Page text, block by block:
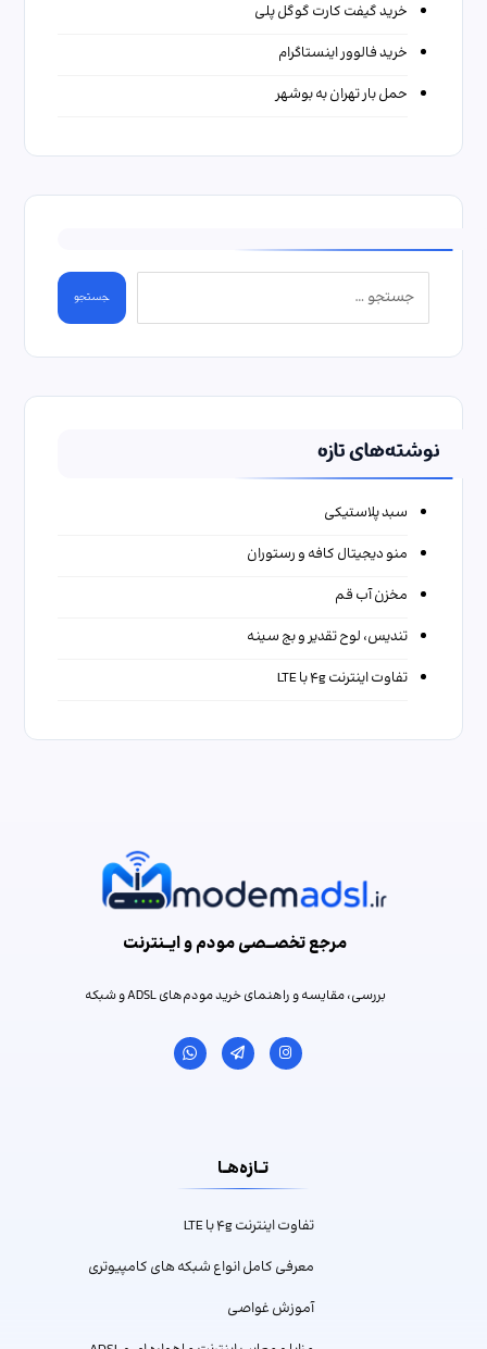
خرید گیفت کارت گوگل پلی
خرید فالوور اینستاگرام
حمل بار تهران به بوشهر
جستجو
نوشته‌های تازه
سبد پلاستیکی
منو دیجیتال کافه و رستوران
مخزن آب قم
تندیس، لوح تقدیر و بج سینه
تفاوت اینترنت ۴g با LTE
مرجع تخصـــصی مودم و ایـــنترنت
بررسی، مقایسه و راهنمای خرید مودم‌های ADSL و شبکه
تــازه‌هــا
تفاوت اینترنت ۴g با LTE
معرفی کامل انواع شبکه های کامپیوتری
آموزش غواصی